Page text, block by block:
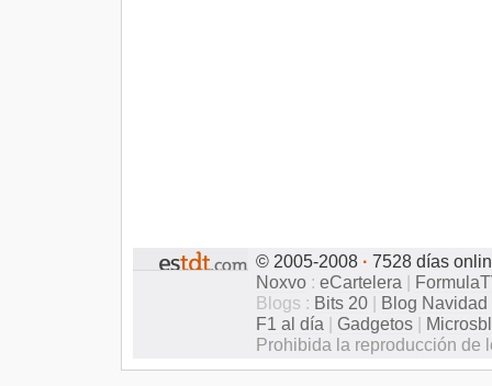
© 2005-2008 · 7528 días
Noxvo : eCartelera |
Blogs : Bits 20 | Blog Navidad
F1 al día | Gadgetos |
Prohibida la reproducción de